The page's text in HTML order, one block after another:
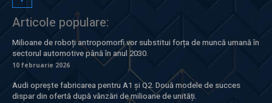
Articole populare:
Milioane de roboți antropomorfi vor substitui forța de muncă umană în
sectorul automotive până în anul 2030.
10 februarie 2026
Audi oprește fabricarea pentru A1 și Q2. Două modele de succes
dispar din ofertă după vânzări de milioane de unități.